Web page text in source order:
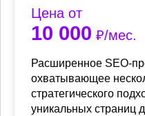
Цена от
10 000 ₽/мес.
Расширенное SEO-
охватывающее
стратегического
уникальных страниц